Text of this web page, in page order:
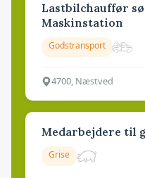
Lastbilchauffør
Maskinstation
Godstransport
4700, Næstved
Medarbejdere til
Grise